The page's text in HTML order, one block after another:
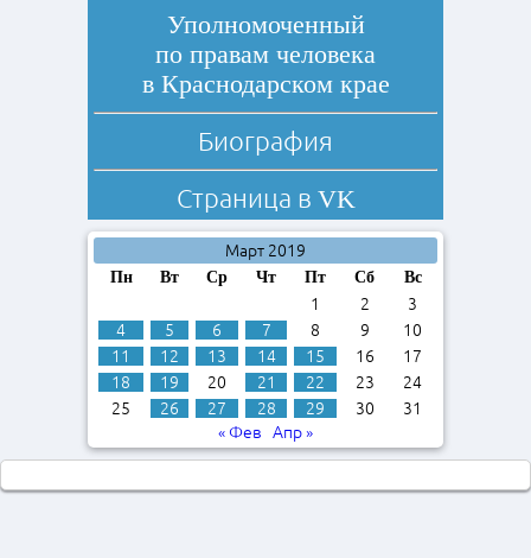
Уполномоченный
по правам человека
в Краснодарском крае
Биография
Страница в VK
Март 2019
Пн Вт Ср Чт Пт Сб Вс
1 2
3
4
5 6 7 8 9
10
11
12 13 14 15 16
17
18
19 20 21 22 23
24
25
26 27 28 29 30
31
« Фев
Апр »